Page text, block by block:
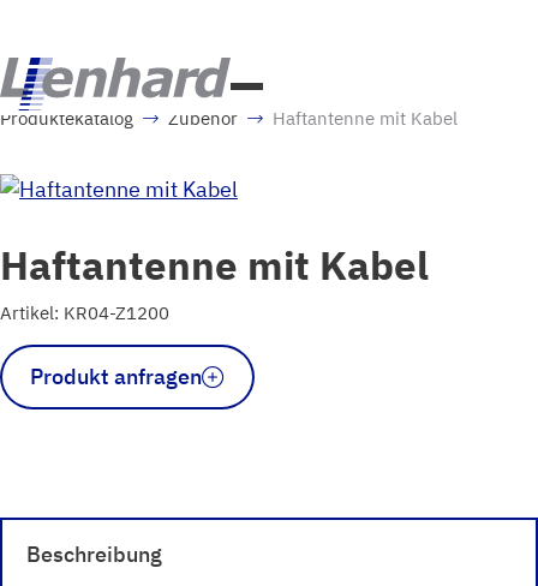
Produktekatalog Zubehör Haftantenne mit Kabel
Haftantenne mit Kabel
Artikel: KR04-Z1200
Haftantenne
mit
Kabel
Produkt anfragen
Beschreibung